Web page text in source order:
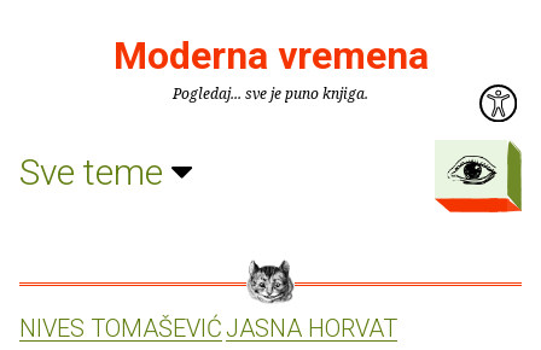
Moderna vremena
Pogledaj... sve je puno knjiga.
Sve teme
NIVES TOMAŠEVIĆJASNA HORVAT